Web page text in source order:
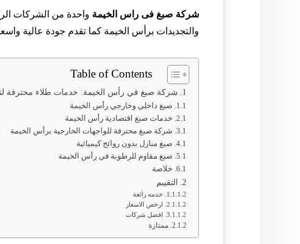
شركة صبغ فى راس الخيمة واحدة من الشركات
والتجديدات برأس الخيمة كما تقدم جودة عالية
Table of Contents
شركة صبغ في رأس الخيمة: خدمات طلاء محترفة
صبغ داخلي وخارجي رأس الخيمة
خدمات صبغ اقتصادية رأس الخيمة
شركة صبغ محترفة للواجهات الخارجية برأس الخيمة
صبغ منازل بدون روائح كيميائية
صبغ مقاوم للرطوبة في رأس الخيمة
خلاصة
التقييم
خدمه رائعة
ارخص الاسعار
افضل شركات
ممتازة